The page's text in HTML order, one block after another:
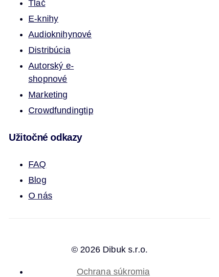
Tlač
E-knihy
Audioknihynové
Distribúcia
Autorský e-
shopnové
Marketing
Crowdfundingtip
Užitočné odkazy
FAQ
Blog
O nás
© 2026 Dibuk s.r.o.
Ochrana súkromia